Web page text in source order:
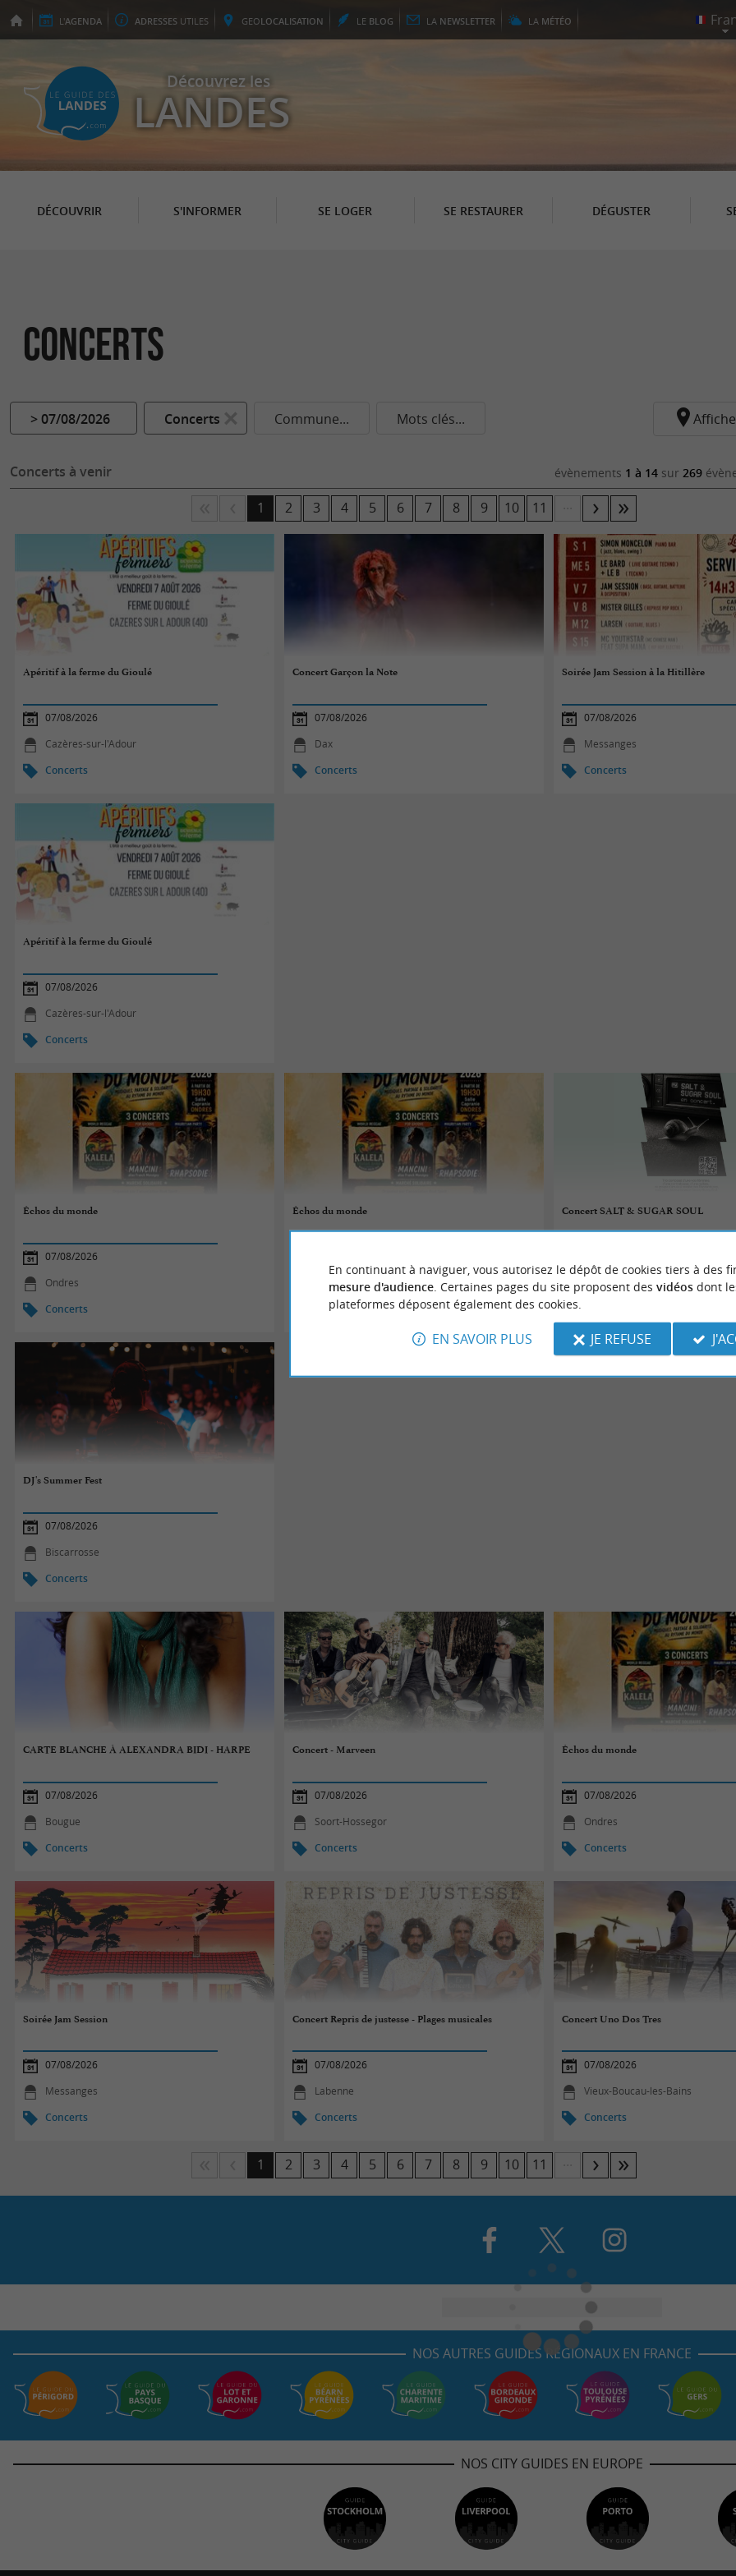
L'AGENDA ADRESSES UTILES GEOLOCALISATION LE BLOG LA NEWSLETTER LA MÉTÉO
Découvrez les
LANDES
DÉCOUVRIR S'INFORMER SE LOGER SE RESTAURER DÉGUSTER
Concerts
> 07/08/2026 Concerts Commune... Mots clés...
Concerts à venir évènements 1 à 14 sur 269
1 2 3 4 5 6 7 8 9 10 11
Apéritif à la ferme du Gioulé
07/08/2026
Cazères-sur-l'Adour
Concerts
Concert Garçon la Note
07/08/2026
Dax
Concerts
Soirée Jam Session à la Hitillère
07/08/2026
Messanges
Concerts
Apéritif à la ferme du Gioulé
07/08/2026
Cazères-sur-l'Adour
Concerts
Échos du monde
07/08/2026
Ondres
Concerts
Échos du monde
Ondres
Concerts
Concert SALT & SUGAR SOUL
Tarnos
DJ's Summer Fest
07/08/2026
Biscarrosse
Concerts
CARTE BLANCHE À ALEXANDRA BIDI - HARPE
07/08/2026
Bougue
Concerts
Concert - Marveen
07/08/2026
Soort-Hossegor
Concerts
Échos du monde
07/08/2026
Ondres
Concerts
Soirée Jam Session
07/08/2026
Messanges
Concerts
Concert Repris de justesse - Plages musicales
07/08/2026
Labenne
Concerts
Concert Uno Dos Tres
07/08/2026
Vieux-Boucau-les-Bains
Concerts
1 2 3 4 5 6 7 8 9 10 11
NOS AUTRES GUIDES RÉGIONAUX EN FRANCE
NOS CITY GUIDES EN EUROPE
En continuant à naviguer, vous autorisez le dépôt de cookies tiers à des
mesure d'audience. Certaines pages du site proposent des vidéosdont
plateformes déposent également des cookies.
EN SAVOIR PLUS JE REFUSE